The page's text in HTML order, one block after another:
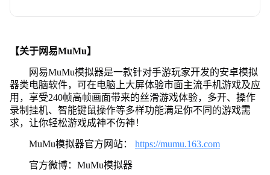
【关于网易MuMu】
网易MuMu模拟器是一款针对手游玩家开发的安卓模拟
器类电脑软件，可在电脑上大屏体验市面主流手机游戏及应
用，享受240帧高帧画面带来的丝滑游戏体验，多开、操作
录制挂机、智能键鼠操作等多样功能满足你不同的游戏需
求，让你轻松游戏成神不伤神！
MuMu模拟器官方网站： https://mumu.163.com
官方微博：MuMu模拟器